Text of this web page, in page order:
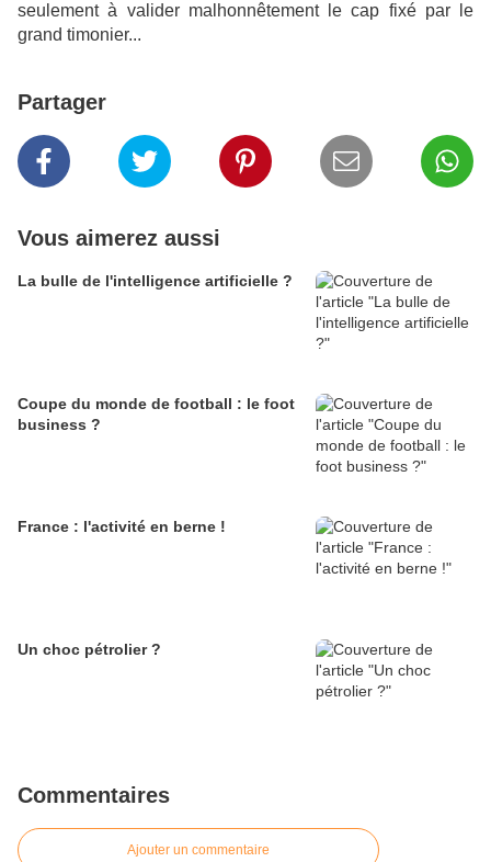
seulement à valider malhonnêtement le cap fixé par le
grand timonier...
Partager
Vous aimerez aussi
La bulle de l'intelligence artificielle ?
Coupe du monde de football : le foot
business ?
France : l'activité en berne !
Un choc pétrolier ?
Commentaires
Ajouter un commentaire